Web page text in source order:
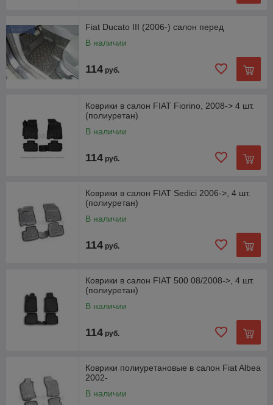
Fiat Ducato III (2006-) салон перед
В наличии
114 руб.
Коврики в салон FIAT Fiorino, 2008-> 4 шт.
(полиуретан)
В наличии
114 руб.
Коврики в салон FIAT Sedici 2006->, 4 шт.
(полиуретан)
В наличии
114 руб.
Коврики в салон FIAT 500 08/2008->, 4 шт.
(полиуретан)
В наличии
114 руб.
Коврики полиуретановые в салон Fiat Albea
2002-
В наличии